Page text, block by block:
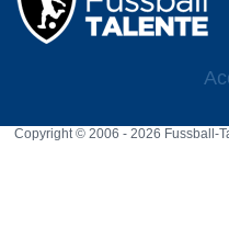
Copyright © 2006 - 2026 Fussball-